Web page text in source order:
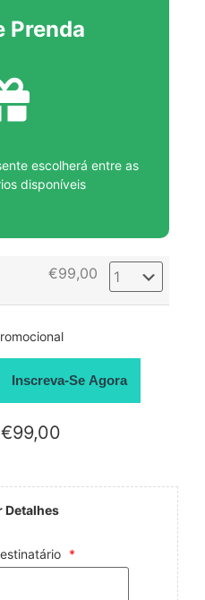
Prenda
escolherá entre as
disponíveis
€99,00
Inscreva-Se Agora
€99,00
Detalhes
*